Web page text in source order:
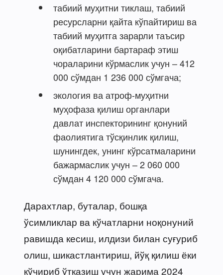
табиий муҳитни тиклаш, табиий
ресурсларни қайта кўпайтириш ва
табиий муҳитга зарарли таъсир
оқибатларини бартараф этиш
чораларини кўрмаслик учун – 412
000 сўмдан 1 236 000 сўмгача;
экология ва атроф-муҳитни
муҳофаза қилиш органлари
давлат инспекторининг қонуний
фаолиятига тўсқинлик қилиш,
шунингдек, унинг кўрсатмаларини
бажармаслик учун – 2 060 000
сўмдан 4 120 000 сўмгача.
Дарахтлар, буталар, бошқа
ўсимликлар ва кўчатларни ноқонуний
равишда кесиш, илдизи билан суғуриб
олиш, шикастлантириш, йўқ қилиш ёки
кўчириб ўтказиш учун жарима 2024